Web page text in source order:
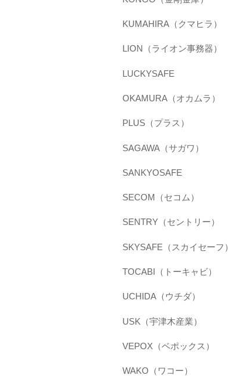
KUMAHIRA（クマヒラ）
LION（ライオン事務器）
LUCKYSAFE
OKAMURA（オカムラ）
PLUS（プラス）
SAGAWA（サガワ）
SANKYOSAFE
SECOM（セコム）
SENTRY（セントリー）
SKYSAFE（スカイセーフ）
TOCABI（トーキャビ）
UCHIDA（ウチダ）
USK（宇津木産業）
VEPOX（ベポックス）
WAKO（ワコー）